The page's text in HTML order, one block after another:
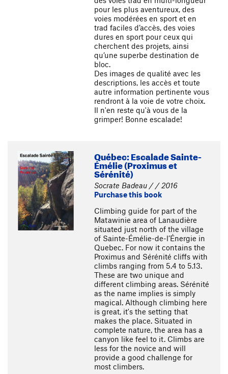
pour les plus aventureux, des
voies modérées en sport et en
trad faciles d’accès, des voies
dures en sport pour ceux qui
cherchent des projets, ainsi
qu’une superbe destination de
bloc.
Des images de qualité avec les
descriptions, les accès et toute
autre information pertinente vous
rendront à la voie de votre choix.
Il n'en reste qu'à vous de la
grimper! Bonne escalade!
Québec: Escalade Sainte-
Émélie (Proximus et
Sérénité)
Socrate Badeau / / 2016
Purchase this book
Climbing guide for part of the
Matawinie area of Lanaudière
situated just north of the village
of Sainte-Émélie-de-l’Énergie in
Quebec. For now it contains the
Proximus and Sérénité cliffs with
climbs ranging from 5.4 to 5.13.
These are two unique and
different climbing areas. Sérénité
as the name implies is simply
magical. Although climbing here
is great, it's the setting that
makes the place. Situated in
complete nature, the area has a
canyon like feel to it. Climbs are
less for the novice and will
provide a good challenge for
most climbers.